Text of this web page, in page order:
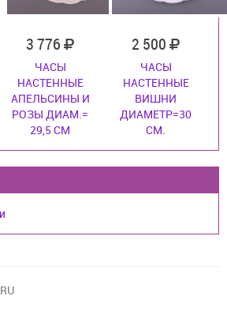
3 776
ЧАСЫ
НАСТЕННЫЕ
АПЕЛЬСИНЫ И
РОЗЫ ДИАМ.=
29,5 СМ
2 500
ЧАСЫ
НАСТЕННЫЕ
ВИШНИ
ДИАМЕТР=30
СМ.